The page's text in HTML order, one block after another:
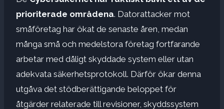
prioriterade områdena. Datorattacker mot
småföretag har ökat de senaste åren, medan
många små och medelstora företag fortfarande
arbetar med dåligt skyddade system eller utan
adekvata säkerhetsprotokoll. Därför ökar denna
utgåva det stödberättigande beloppet för
åtgärder relaterade till revisioner, skyddssystem